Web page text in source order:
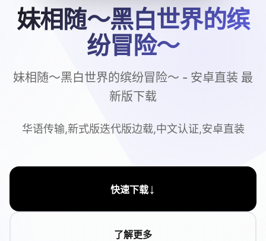
妹相随～黑白世界的缤
纷冒险～
妹相随～黑白世界的缤纷冒险～ - 安卓直装 最
新版下载
华语传输,新式版迭代版边载,中文认证,安卓直装
快速下载↓
了解更多